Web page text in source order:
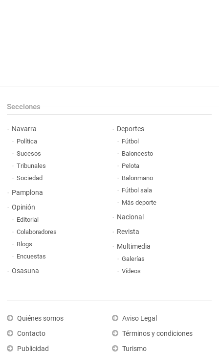
Secciones
Navarra
Política
Sucesos
Tribunales
Sociedad
Pamplona
Opinión
Editorial
Colaboradores
Blogs
Encuestas
Osasuna
Deportes
Fútbol
Baloncesto
Pelota
Balonmano
Fútbol sala
Más deporte
Nacional
Revista
Multimedia
Galerías
Vídeos
Quiénes somos
Contacto
Publicidad
Aviso Legal
Términos y condiciones
Turismo